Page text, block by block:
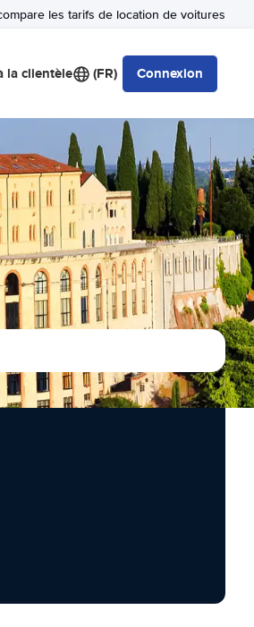
les tarifs de location de voitures
la clientèle (FR) Connexion